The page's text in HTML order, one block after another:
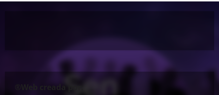
®Web creada por: